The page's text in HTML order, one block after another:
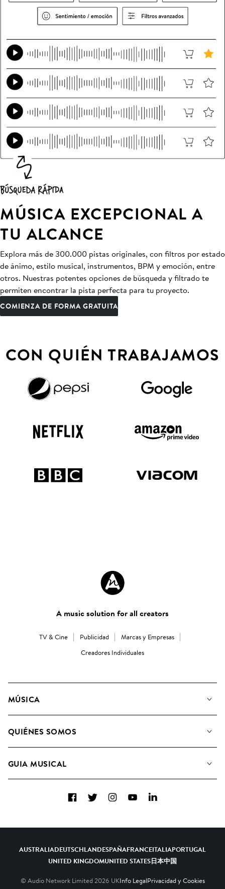
MÚSICA EXCEPCIONAL A
TU ALCANCE
Explora más de 300.000 pistas originales, con filtros por estado
de ánimo, estilo musical, instrumentos, BPM y emoción, entre
otros. Nuestras potentes opciones de búsqueda y filtrado te
permiten encontrar la pista perfecta para tu proyecto.
COMIENZA DE FORMA GRATUITA
CON QUIÉN TRABAJAMOS
A music solution for all creators
TV & Cine Publicidad
Marcas y Empresas
Creadores Individuales
MÚSICA
Buscar
QUIÉNES SOMOS
Candidaturas Nuevos Compositores
GUIA MUSICAL
FacebookTwitterInstagramYouTubeLinkedIn
AUSTRALIADEUTSCHLANDESPAÑAFRANCEITALIAPORTUGAL
UNITED KINGDOMUNITED STATES日本中国
© Audio Network Limited 2026 UKInfo LegalPrivacidad y Cookies